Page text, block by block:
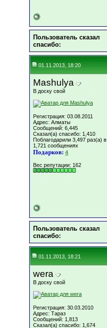
Пользователь сказал
cпасибо:
01.11.2013, 18:20
Mashulya
В доску свой
Регистрация: 03.08.2011
Адрес: Алматы
Сообщений: 6,445
Сказал(а) спасибо: 1,410
Поблагодарили 3,497 раз(а) в
1,721 сообщениях
Подарков: 4
Вес репутации: 162
Пользователь сказал
cпасибо:
01.11.2013, 18:21
wera
В доску свой
Регистрация: 30.03.2010
Адрес: Тараз
Сообщений: 1,813
Сказал(а) спасибо: 1,674